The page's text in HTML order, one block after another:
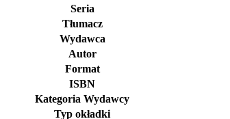
Seria
Tłumacz
Wydawca
Autor
Format
ISBN
Kategoria Wydawcy
Typ okładki